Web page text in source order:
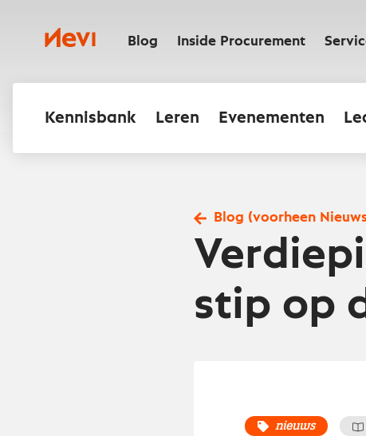
inhoudNevi Blog Inside Procurement
Kennisbank Leren Evenementen
Blog (voorheen
stip op
nieuws